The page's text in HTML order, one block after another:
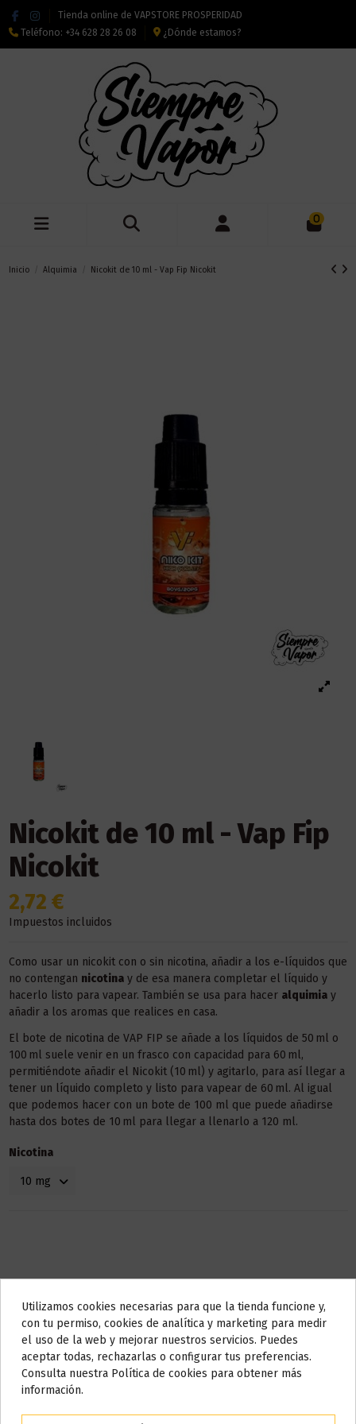
Tienda online de VAPSTORE PROSPERIDAD
Teléfono: +34 628 28 26 08 ¿Dónde estamos?
0
Inicio Alquimia Nicokit de 10 ml - Vap Fip Nicokit
Nicokit de 10 ml - Vap Fip
Nicokit
2,72 €
Impuestos incluidos
Como usar un nicokit con o sin nicotina, añadir a los e-líquidos que
no contengan nicotinay de esa manera completar el líquido y
hacerlo listo para vapear. También se usa para hacer alquimiay
añadir a los aromas que realices en casa.
El bote de nicotina de VAP FIP se añade a los líquidos de 50 ml o
100 ml suele venir en un frasco con capacidad para 60 ml,
permitiéndote añadir el Nicokit (10 ml) y agitarlo, para así llegar a
tener un líquido completo y listo para vapear de 60 ml. Al igual
que podemos hacer con un bote de 100 ml que puede añadirse
hasta dos botes de 10 ml para llegar a llenarlo a 120 ml.
Nicotina
Descripción
Tienen una base de 80VG/20PG
Do not show again.
AVISO IMPORTANTE
Nos tomamos unos días
Utilizamos cookies necesarias para que la tienda funcione y,
con tu permiso, cookies de analítica y marketing para medir
el uso de la web y mejorar nuestros servicios. Puedes
aceptar todas, rechazarlas o configurar tus preferencias.
Consulta nuestra Política de cookies para obtener más
información.